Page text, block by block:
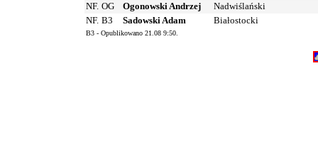
NF. OG Ogonowski Andrzej
Nadwiślański
NF. B3 Sadowski Adam Białostocki
B3 - Opublikowano 21.08 9:50.